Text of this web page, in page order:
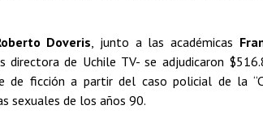
Doveris , junto a las académicas
directora de Uchile TV- se adjudicaron
de ficción a partir del caso policial de la
sexuales de los años 90.